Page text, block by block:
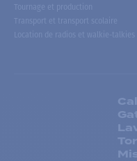
Tournage et production
Transport et transport scolaire
Location de radios et walkie-talkies